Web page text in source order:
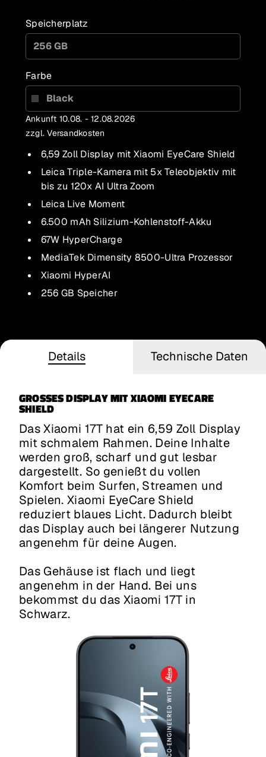
Speicherplatz
256 GB
Farbe
Black
Ankunft 10.08. - 12.08.2026
zzgl. Versandkosten
6,59 Zoll Display mit Xiaomi EyeCare Shield
Leica Triple-Kamera mit 5x Teleobjektiv mit
bis zu 120x AI Ultra Zoom
Leica Live Moment
6.500 mAh Silizium-Kohlenstoff-Akku
67W HyperCharge
MediaTek Dimensity 8500-Ultra Prozessor
Xiaomi HyperAI
256 GB Speicher
Details Technische Daten
GROSSES DISPLAY MIT XIAOMI EYECARE S
HIELD
Das Xiaomi 17T hat ein 6,59 Zoll Display
mit schmalem Rahmen. Deine Inhalte
werden groß, scharf und gut lesbar
dargestellt. So genießt du vollen
Komfort beim Surfen, Streamen und
Spielen. Xiaomi EyeCare Shield
reduziert blaues Licht. Dadurch bleibt
das Display auch bei längerer Nutzung
angenehm für deine Augen.
Das Gehäuse ist flach und liegt
angenehm in der Hand. Bei uns
bekommst du das Xiaomi 17T in
Schwarz.